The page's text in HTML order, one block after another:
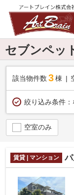
セブンペッ
該当物件数 3棟
絞り込み条件：
空室のみ
賃貸 | マンション